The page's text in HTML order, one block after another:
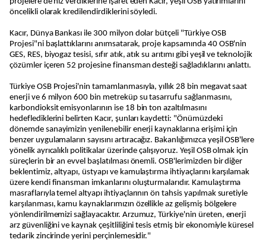
öncelikli olarak kredilendirdiklerini söyledi.
Kacır, Dünya Bankası ile 300 milyon dolar bütçeli "Türkiye OSB
Projesi"ni başlattıklarını anımsatarak, proje kapsamında 40 OSB'nin
GES, RES, biyogaz tesisi, sıfır atık, atık su arıtımı gibi yeşil ve teknolojik
çözümler içeren 52 projesine finansman desteği sağladıklarını anlattı.
Türkiye OSB Projesi'nin tamamlanmasıyla, yıllık 28 bin megavat saat
enerji ve 6 milyon 600 bin metreküp su tasarrufu sağlanmasını,
karbondioksit emisyonlarının ise 18 bin ton azaltılmasını
hedeflediklerini belirten Kacır, şunları kaydetti: "Önümüzdeki
dönemde sanayimizin yenilenebilir enerji kaynaklarına erişimi için
benzer uygulamaların sayısını artıracağız. Bakanlığımızca yeşil OSB'lere
yönelik ayrıcalıklı politikalar üzerinde çalışıyoruz. Yeşil OSB olmak için
süreçlerin bir an evvel başlatılması önemli. OSB'lerimizden bir diğer
beklentimiz, altyapı, üstyapı ve kamulaştırma ihtiyaçlarını karşılamak
üzere kendi finansman imkanlarını oluşturmalarıdır. Kamulaştırma
masraflarıyla temel altyapı ihtiyaçlarının ön tahsis yapılmak suretiyle
karşılanması, kamu kaynaklarımızın özellikle az gelişmiş bölgelere
yönlendirilmemizi sağlayacaktır. Arzumuz, Türkiye'nin üreten, enerji
arz güvenliğini ve kaynak çeşitliliğini tesis etmiş bir ekonomiyle küresel
tedarik zincirinde yerini perçinlemesidir."